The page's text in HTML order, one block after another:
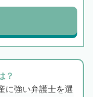
？
に強い弁護士を選